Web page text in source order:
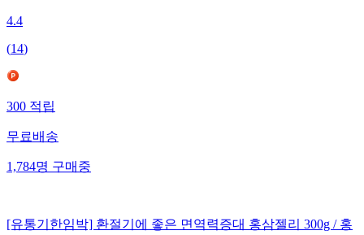
4.4
(14)
300적립
무료배송
1,784명구매중
[유통기한임박] 환절기에 좋은 면역력증대 홍삼젤리 300g / 홍